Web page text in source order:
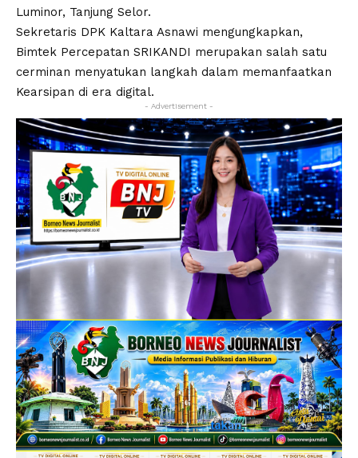
Luminor, Tanjung Selor.
Sekretaris DPK Kaltara Asnawi mengungkapkan,
Bimtek Percepatan SRIKANDI merupakan salah satu
cerminan menyatukan langkah dalam memanfaatkan
Kearsipan di era digital.
- Advertisement -